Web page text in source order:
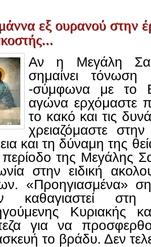
εξ ουρανού στην
Αν η Μεγάλη
σημαίνει τόνωση
-σύμφωνα με το
αγώνα
το κακό και τις
χρειαζόμαστε
και τη δύναμη της
της Μεγάλης
στην ειδική
«Προηγιασμένα»
καθαγιαστεί
Κυριακής
για να
το βράδυ. Δεν